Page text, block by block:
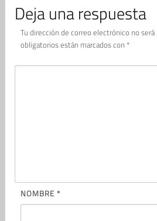
Deja una respuesta
Tu dirección de correo electrónico no será
obligatorios están marcados con *
NOMBRE *